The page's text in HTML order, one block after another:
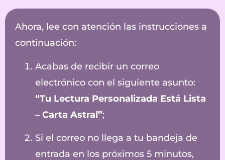
Ahora, lee con atención las instrucciones a
continuación:
Acabas de recibir un correo
electrónico con el siguiente asunto:
“Tu Lectura Personalizada Está Lista
– Carta Astral”;
Si el correo no llega a tu bandeja de
entrada en los próximos 5 minutos,